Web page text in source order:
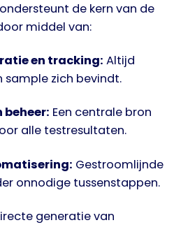
de kern van de
middel van:
en tracking: Altijd
sample zich bevindt.
Een centrale bron
alle testresultaten.
Gestroomlijnde
onnodige tussenstappen.
generatie van